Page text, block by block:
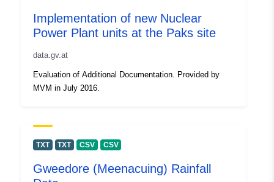
Implementation of new Nuclear
Power Plant units at the Paks site
data.gv.at
Evaluation of Additional Documentation. Provided by
MVM in July 2016.
TXT TXT CSV CSV
Gweedore (Meenacuing) Rainfall